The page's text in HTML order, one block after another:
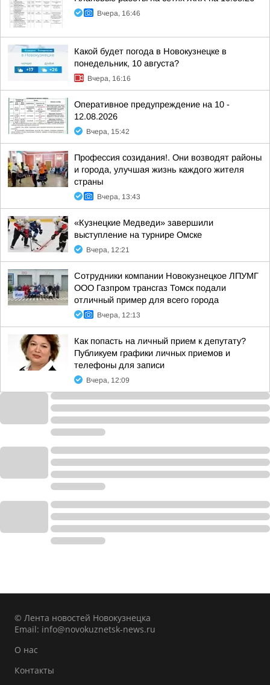
Вчера, 16:46
Какой будет погода в Новокузнецке в
понедельник, 10 августа?
Вчера, 16:16
Оперативное предупреждение на 10 -
12.08.2026
Вчера, 15:42
Профессия созидания!. Они возводят районы
и города, улучшая жизнь каждого жителя
страны
Вчера, 13:43
«Кузнецкие Медведи» завершили
выступление на турнире Омске
Вчера, 12:21
Сотрудники компании Новокузнецкое ЛПУМГ
ООО Газпром трансгаз Томск подали
отличный пример для всего города
Вчера, 12:13
Как попасть на личный прием к депутату?
Публикуем графики личных приемов и
телефоны для записи
Вчера, 12:09
© Лента новостей Новокузнецка
Email: info@novokuznetsk-news.ru
О нас
Контакты